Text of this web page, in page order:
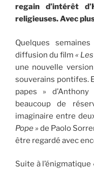
regain d’intérêt
religieuses. Avec
Quelques
diffusion du film «
une nouvelle
souverains pontifes.
papes »
beaucoup de
imaginaire entre
Pope » de Paolo
être regardé avec
Suite à l’énigmatique